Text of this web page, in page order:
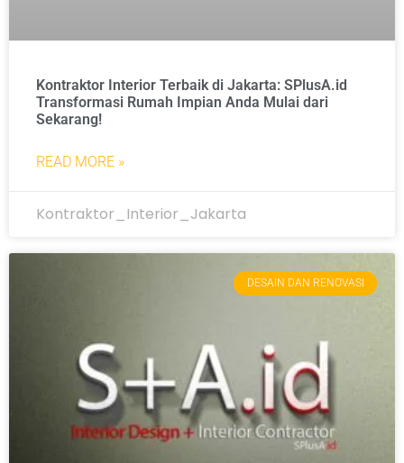
Kontraktor Interior Terbaik di Jakarta: SPlusA.id
Transformasi Rumah Impian Anda Mulai dari
Sekarang!
READ MORE »
Kontraktor_Interior_Jakarta
DESAIN DAN RENOVASI